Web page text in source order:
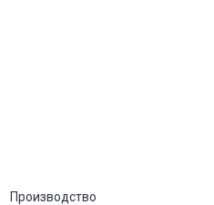
Производство